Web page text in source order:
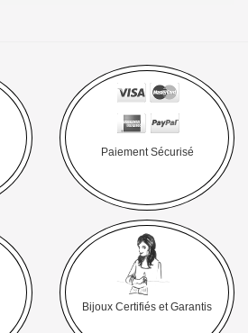
Paiement Sécurisé
Bijoux Certifiés et Garantis